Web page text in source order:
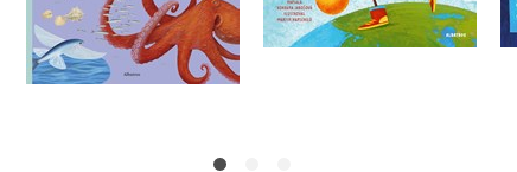
Do košíku
263 Kč
Do košíku
239 Kč